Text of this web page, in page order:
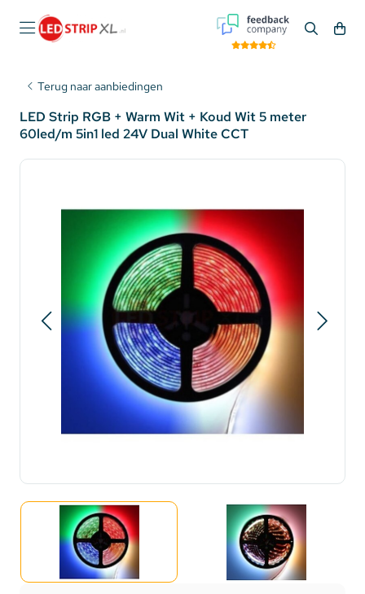
Terug naar aanbiedingen
LED Strip RGB + Warm Wit + Koud Wit 5 meter
60led/m 5in1 led 24V Dual White CCT